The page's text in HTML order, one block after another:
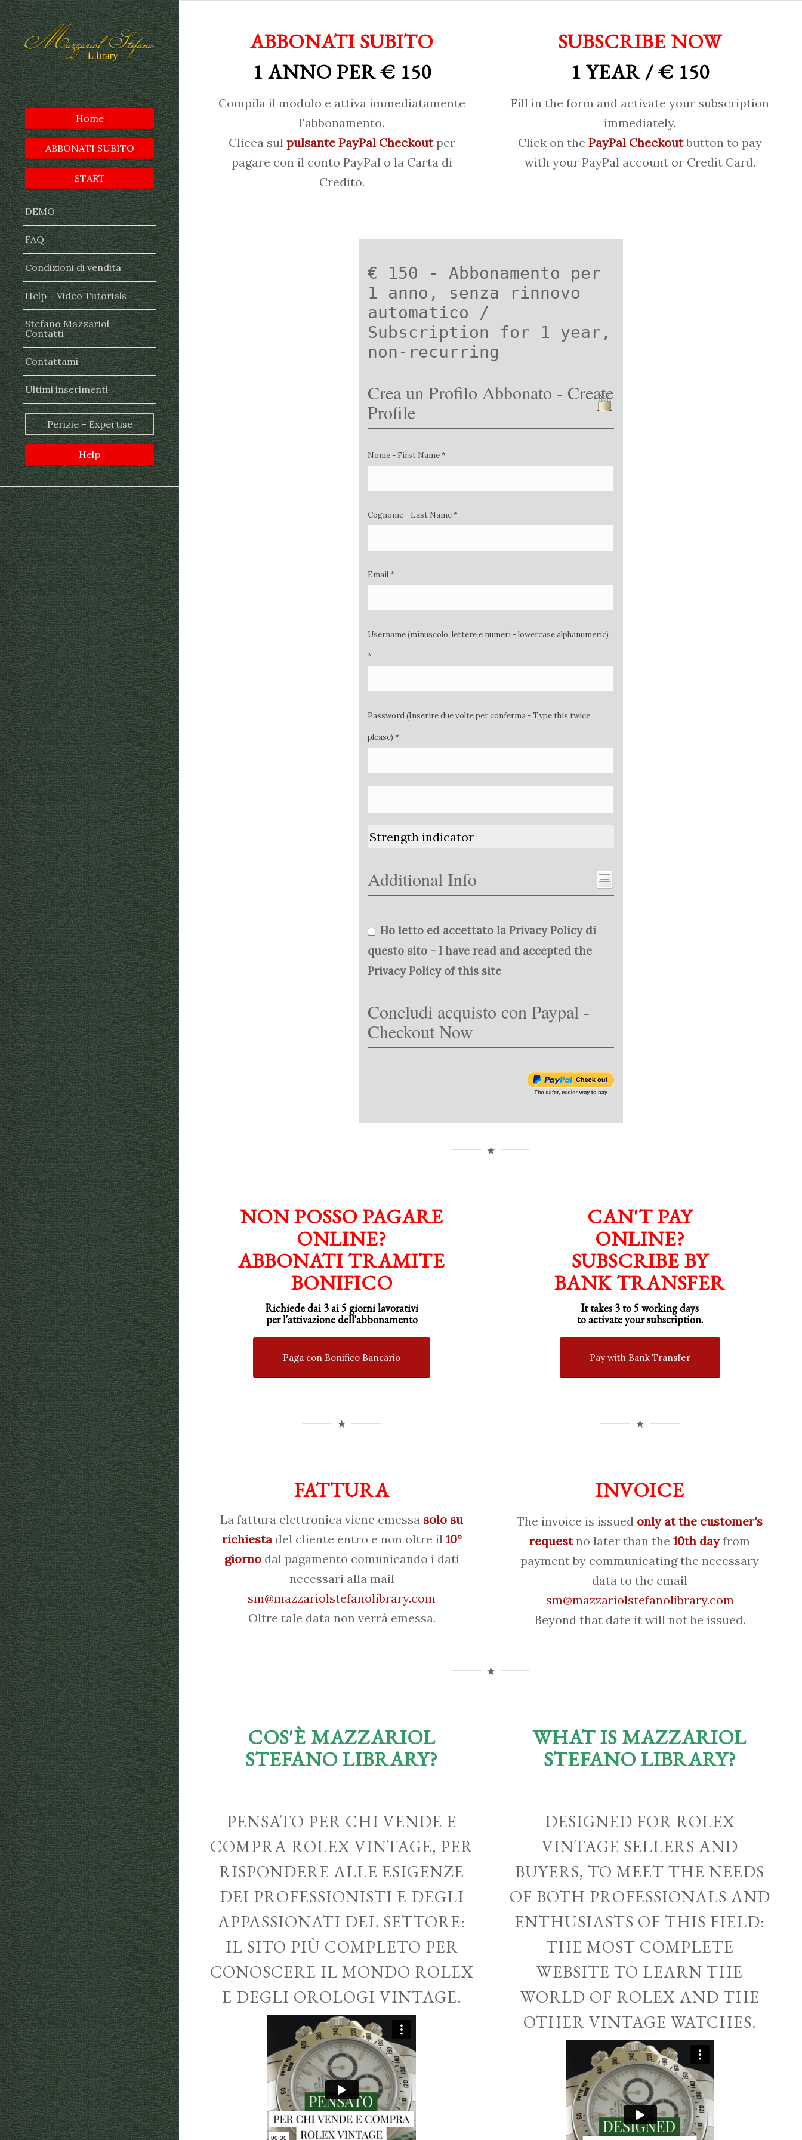
Home
ABBONATI SUBITO
START
DEMO
FAQ
Condizioni di vendita
Help – Video Tutorials
Stefano Mazzariol –
Contatti
Contattami
Ultimi inserimenti
Perizie – Expertise
Help
ABBONATI SUBITO
1 ANNO PER € 150
Compila il modulo e attiva immediatamente
l'abbonamento.
Clicca sul pulsante PayPal Checkoutper
pagare con il conto PayPal o la Carta di
Credito.
SUBSCRIBE NOW
1 YEAR / € 150
Fill in the form and activate your subscription
immediately.
Click on the PayPal Checkoutbutton to pay
with your PayPal account or Credit Card.
€ 150 - Abbonamento per
1 anno, senza rinnovo
automatico /
Subscription for 1 year,
non-recurring
Crea un Profilo Abbonato - Create
Profile
Nome - First Name *
Cognome - Last Name *
Email *
Username (minuscolo, lettere e numeri - lowercase alphanumeric)
*
Password (Inserire due volte per conferma - Type this twice
please) *
Strength indicator
Additional Info
Ho letto ed accettato la Privacy Policy di
questo sito - I have read and accepted the
Privacy Policy of this site
Concludi acquisto con Paypal -
Checkout Now
NON POSSO PAGARE
ONLINE?
ABBONATI TRAMITE
BONIFICO
Richiede dai 3 ai 5 giorni lavorativi
perl'attivazionedell'abbonamento
Paga con Bonifico Bancario
FATTURA
La fattura elettronica viene emessa solo su
richiestadel cliente entro e non oltre il 10°
giornodal pagamento comunicando i dati
necessari alla mail
sm@mazzariolstefanolibrary.com
Oltre tale data non verrà emessa.
CAN'T PAY
ONLINE?
SUBSCRIBE BY
BANK TRANSFER
It takes 3 to 5 working days
to activate your subscription.
Pay with Bank Transfer
INVOICE
The invoice is issued only at the customer's
requestno later than the10th dayfrom
payment by communicating the necessary
data to the email
sm@mazzariolstefanolibrary.com
Beyond that date it will not be issued.
COS'È MAZZARIOL
STEFANO LIBRARY?
WHAT IS MAZZARIOL
STEFANO LIBRARY?
PENSATO PER CHI VENDE E
COMPRA ROLEX VINTAGE, PER
RISPONDERE ALLE ESIGENZE
DEI PROFESSIONISTI E DEGLI
APPASSIONATI DEL SETTORE:
IL SITO PIÙ COMPLETO PER
CONOSCERE IL MONDO ROLEX
E DEGLI OROLOGI VINTAGE.
DESIGNED FOR ROLEX
VINTAGE SELLERS AND
BUYERS, TO MEET THE NEEDS
OF BOTH PROFESSIONALS AND
ENTHUSIASTS OF THIS FIELD:
THE MOST COMPLETE
WEBSITE TO LEARN THE
WORLD OF ROLEX AND THE
OTHER VINTAGE WATCHES.